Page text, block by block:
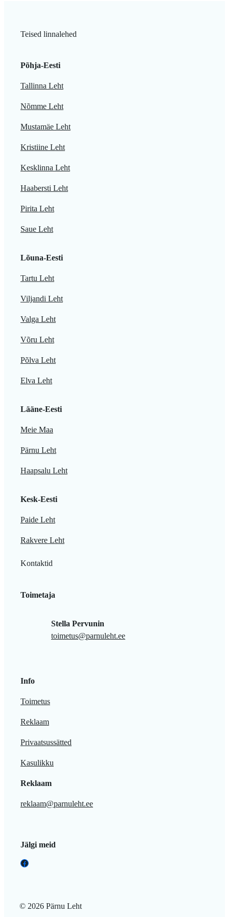
Teised linnalehed
Põhja-Eesti
Tallinna Leht
Nõmme Leht
Mustamäe Leht
Kristiine Leht
Kesklinna Leht
Haabersti Leht
Pirita Leht
Saue Leht
Lõuna-Eesti
Tartu Leht
Viljandi Leht
Valga Leht
Võru Leht
Põlva Leht
Elva Leht
Lääne-Eesti
Meie Maa
Pärnu Leht
Haapsalu Leht
Kesk-Eesti
Paide Leht
Rakvere Leht
Kontaktid
Toimetaja
Stella Pervunin
toimetus@parnuleht.ee
Info
Toimetus
Reklaam
Privaatsussätted
Kasulikku
Reklaam
reklaam@parnuleht.ee
Jälgi meid
Facebook
© 2026 Pärnu Leht